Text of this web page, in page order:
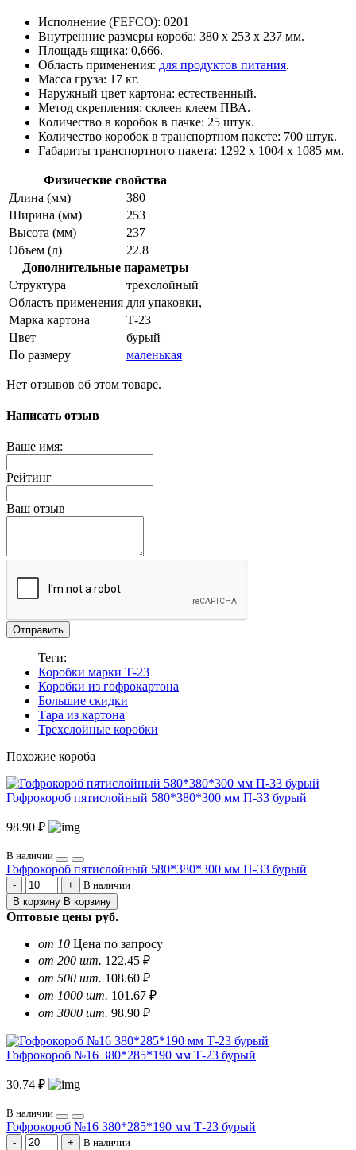
Исполнение (FEFCO): 0201
Внутренние размеры короба: 380 х 253 х 237 мм.
Площадь ящика: 0,666.
Область применения: для продуктов питания.
Масса груза: 17 кг.
Наружный цвет картона: естественный.
Метод скрепления: склеен клеем ПВА.
Количество в коробок в пачке: 25 штук.
Количество коробок в транспортном пакете: 700 штук.
Габариты транспортного пакета: 1292 х 1004 х 1085 мм.
Физические свойства
Длина (мм)
380
Ширина (мм)
253
Высота (мм)
237
Объем (л)
22.8
Дополнительные параметры
Структура
трехслойный
Область применения для упаковки,
Марка картона
Т-23
Цвет
бурый
По размеру
маленькая
Нет отзывов об этом товаре.
Написать отзыв
Ваше имя:
Рейтинг
Ваш отзыв
Отправить
Теги:
Коробки марки Т-23
Коробки из гофрокартона
Большие скидки
Тара из картона
Трехслойные коробки
Похожие короба
Гофрокороб пятислойный 580*380*300 мм П-33 бурый
98.90 ₽
В наличии
Гофрокороб пятислойный 580*380*300 мм П-33 бурый
В наличии
В корзину В корзину
Оптовые цены руб.
от 10 Цена по запросу
от 200 шт. 122.45 ₽
от 500 шт. 108.60 ₽
от 1000 шт. 101.67 ₽
от 3000 шт. 98.90 ₽
Гофрокороб №16 380*285*190 мм Т-23 бурый
30.74 ₽
В наличии
Гофрокороб №16 380*285*190 мм Т-23 бурый
В наличии